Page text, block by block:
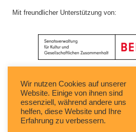
Mit freundlicher Unterstützung von:
Wir nutzen Cookies auf unserer
Website. Einige von ihnen sind
essenziell, während andere uns
helfen, diese Website und Ihre
Erfahrung zu verbessern.